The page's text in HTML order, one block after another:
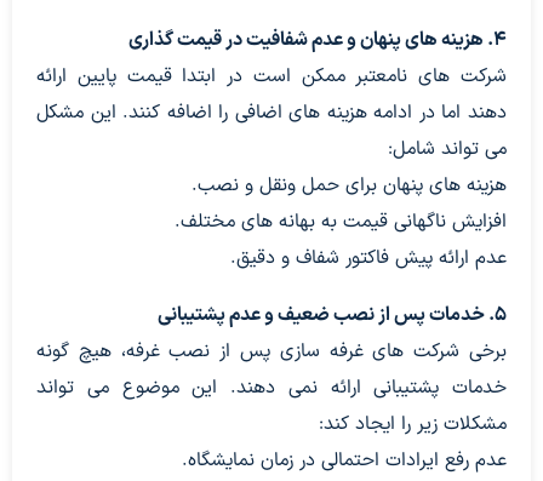
۴. هزینه های پنهان و عدم شفافیت در قیمت گذاری
شرکت های نامعتبر ممکن است در ابتدا قیمت پایین ارائه
دهند اما در ادامه هزینه های اضافی را اضافه کنند. این مشکل
می تواند شامل:
هزینه های پنهان برای حمل ونقل و نصب.
افزایش ناگهانی قیمت به بهانه های مختلف.
عدم ارائه پیش فاکتور شفاف و دقیق.
۵. خدمات پس از نصب ضعیف و عدم پشتیبانی
برخی شرکت های غرفه سازی پس از نصب غرفه، هیچ گونه
خدمات پشتیبانی ارائه نمی دهند. این موضوع می تواند
مشکلات زیر را ایجاد کند:
عدم رفع ایرادات احتمالی در زمان نمایشگاه.